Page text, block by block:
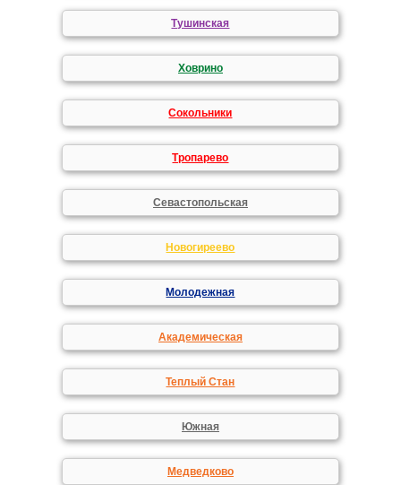
Тушинская
Ховрино
Сокольники
Тропарево
Севастопольская
Новогиреево
Молодежная
Академическая
Теплый Стан
Южная
Медведково